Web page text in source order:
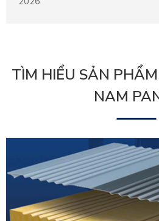
THỜI GIAN HOÀN THÀNH
THỜI GIAN HOÀN THÀNH
THỜI GIAN HOÀN THÀNH
TÌM HIỂU SẢN
NAM